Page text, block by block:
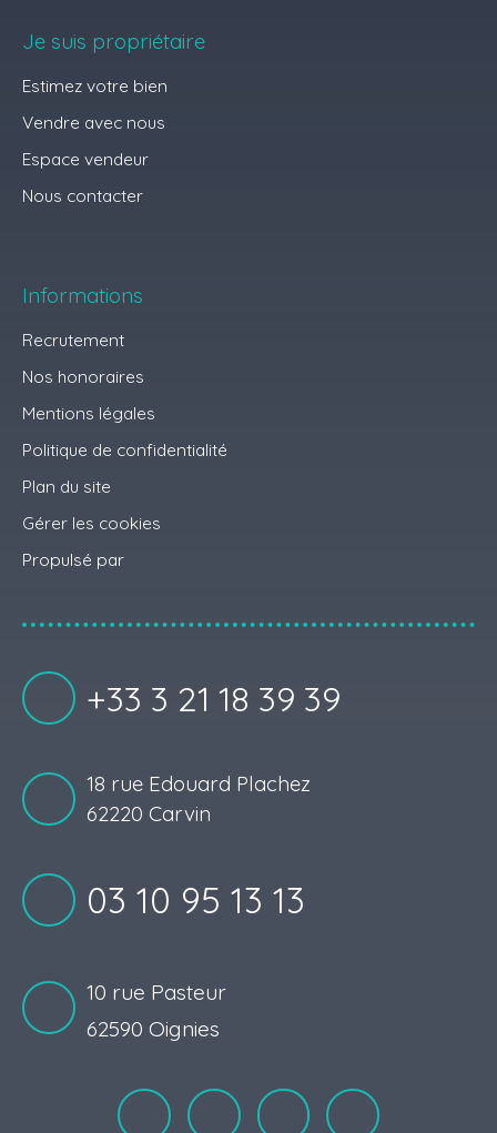
Je suis propriétaire
Estimez votre bien
Vendre avec nous
Espace vendeur
Nous contacter
Informations
Recrutement
Nos honoraires
Mentions légales
Politique de confidentialité
Plan du site
Gérer les cookies
Propulsé par
+33 3 21 18 39 39
18 rue Edouard Plachez
62220 Carvin
03 10 95 13 13
10 rue Pasteur
62590 Oignies